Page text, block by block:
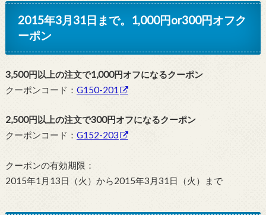
2015年3月31日まで。1,000円or300円オフク
ーポン
3,500円以上の注文で1,000円オフになるクーポン
クーポンコード： G150-201
2,500円以上の注文で300円オフになるクーポン
クーポンコード： G152-203
クーポンの有効期限：
2015年1月13日（火）から2015年3月31日（火）まで